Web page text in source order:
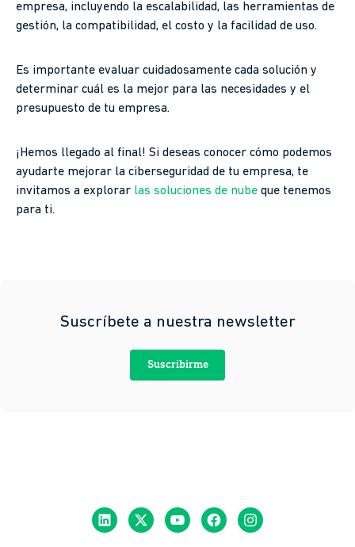
empresa, incluyendo la escalabilidad, las herramientas de
gestión, la compatibilidad, el costo y la facilidad de uso.
Es importante evaluar cuidadosamente cada solución y
determinar cuál es la mejor para las necesidades y el
presupuesto de tu empresa.
¡Hemos llegado al final! Si deseas conocer cómo podemos
ayudarte mejorar la ciberseguridad de tu empresa, te
invitamos a explorar las soluciones de nube que tenemos
para ti.
Suscríbete a nuestra newsletter
Suscribirme